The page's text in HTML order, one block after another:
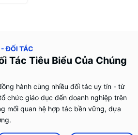
ĐỐI TÁC
Tác Tiêu Biểu Của Chúng
hành cùng nhiều đối tác uy tín - từ
chức giáo dục đến doanh nghiệp trên
mối quan hệ hợp tác bền vững, dựa